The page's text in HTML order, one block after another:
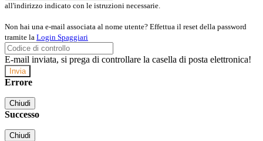
all'indirizzo indicato con le istruzioni necessarie.
Non hai una e-mail associata al nome utente? Effettua il reset della password
tramite la Login Spaggiari
E-mail inviata, si prega di controllare la casella di posta elettronica!
Errore
Chiudi
Successo
Chiudi